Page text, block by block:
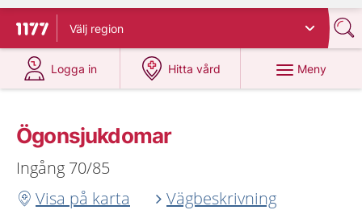
Till startsidan för 1177
Välj region
Logga in
på 1177.se
Hitta vård
på 1177.se
Meny
Ögonsjukdomar
Ingång 70/85
Visa på karta
Vägbeskrivning